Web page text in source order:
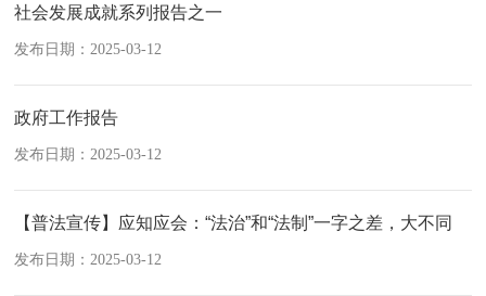
社会发展成就系列报告之一
发布日期：2025-03-12
政府工作报告
发布日期：2025-03-12
【普法宣传】应知应会：“法治”和“法制”一字之差，大不同
发布日期：2025-03-12